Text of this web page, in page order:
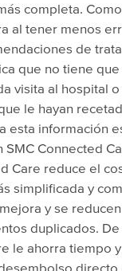
completa.
al tener menos
de
que no tiene
visita al hospital
le hayan
esta información
SMC Connected
Care reduce el
simplificada y
y se
duplicados.
le ahorra tiempo
directo